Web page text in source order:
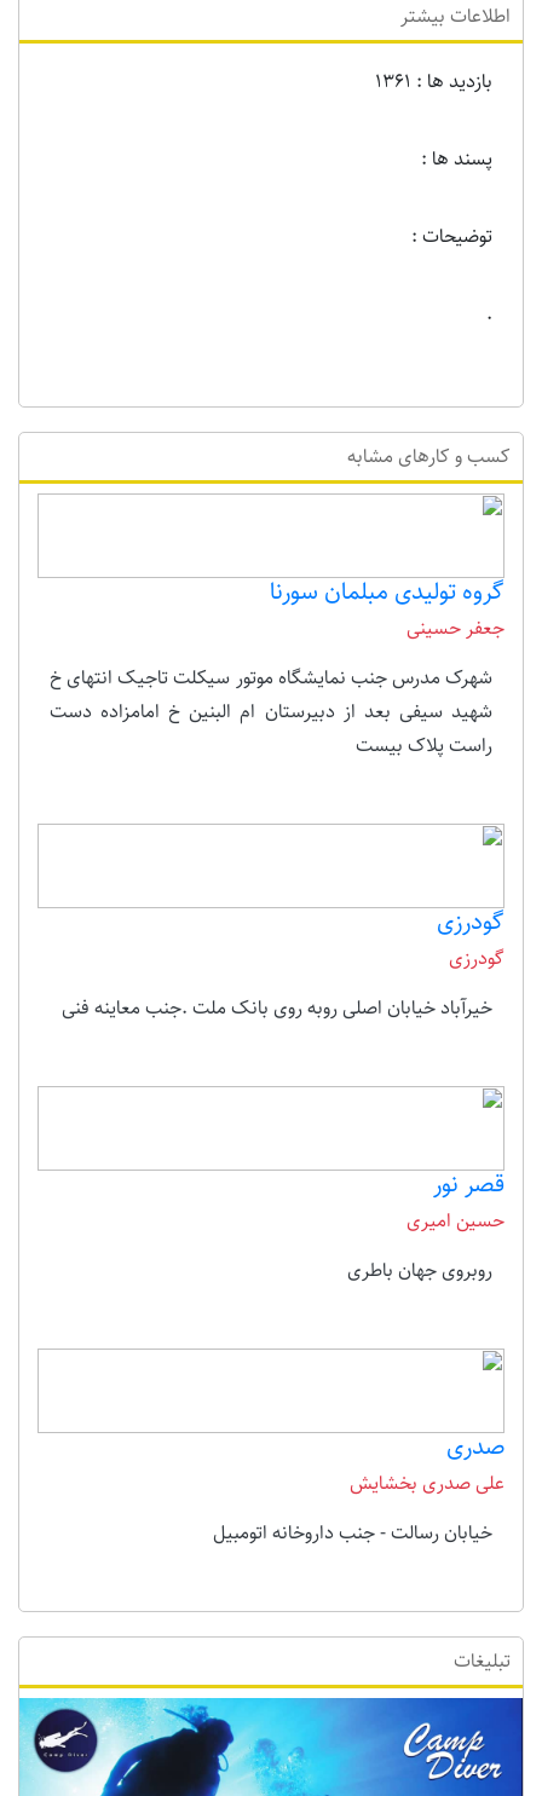
اطلاعات بیشتر
بازدید ها : 1361
پسند ها :
توضیحات :
.
کسب و کارهای مشابه
گروه تولیدی مبلمان سورنا
جعفر حسینی
شهرک مدرس جنب نمایشگاه موتور سیکلت تاجیک انتهای خ
شهید سیفی بعد از دبیرستان ام البنین خ امامزاده دست
راست پلاک بیست
گودرزی
گودرزی
خیرآباد خیابان اصلی روبه روی بانک ملت .جنب معاینه فنی
قصر نور
حسین امیری
روبروی جهان باطری
صدری
علی صدری بخشایش
خیابان رسالت - جنب داروخانه اتومبیل
تبلیغات